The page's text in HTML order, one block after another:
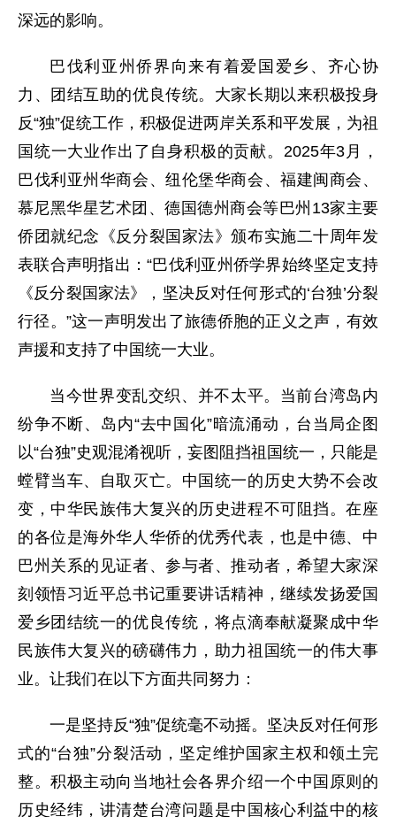
深远的影响。
巴伐利亚州侨界向来有着爱国爱乡、齐心协
力、团结互助的优良传统。大家长期以来积极投身
反“独”促统工作，积极促进两岸关系和平发展，为祖
国统一大业作出了自身积极的贡献。2025年3月，
巴伐利亚州华商会、纽伦堡华商会、福建闽商会、
慕尼黑华星艺术团、德国德州商会等巴州13家主要
侨团就纪念《反分裂国家法》颁布实施二十周年发
表联合声明指出：“巴伐利亚州侨学界始终坚定支持
《反分裂国家法》，坚决反对任何形式的‘台独’分裂
行径。”这一声明发出了旅德侨胞的正义之声，有效
声援和支持了中国统一大业。
当今世界变乱交织、并不太平。当前台湾岛内
纷争不断、岛内“去中国化”暗流涌动，台当局企图
以“台独”史观混淆视听，妄图阻挡祖国统一，只能是
螳臂当车、自取灭亡。中国统一的历史大势不会改
变，中华民族伟大复兴的历史进程不可阻挡。在座
的各位是海外华人华侨的优秀代表，也是中德、中
巴州关系的见证者、参与者、推动者，希望大家深
刻领悟习近平总书记重要讲话精神，继续发扬爱国
爱乡团结统一的优良传统，将点滴奉献凝聚成中华
民族伟大复兴的磅礴伟力，助力祖国统一的伟大事
业。让我们在以下方面共同努力：
一是坚持反“独”促统毫不动摇。坚决反对任何形
式的“台独”分裂活动，坚定维护国家主权和领土完
整。积极主动向当地社会各界介绍一个中国原则的
历史经纬，讲清楚台湾问题是中国核心利益中的核